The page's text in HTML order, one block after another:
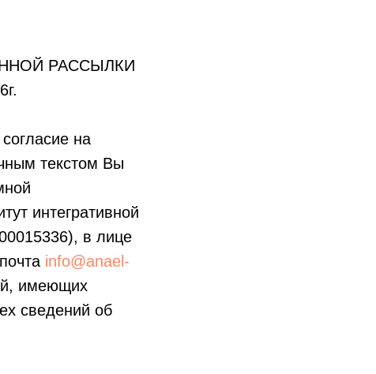
РАССЫЛКИ
на
текстом Вы
интегративной
в лице
info@anael-
имеющих
сведений об